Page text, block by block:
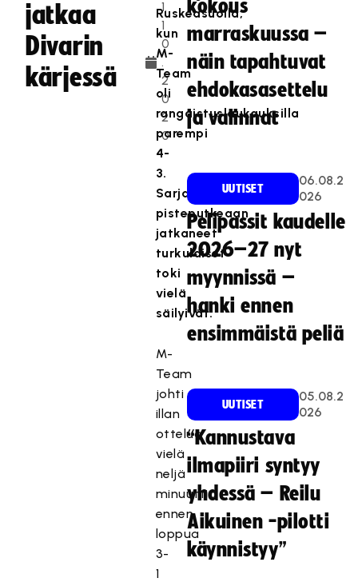
jatkaa
Divarin
kärjessä
1.
1
0
.
2
0
2
0
Ruskeasuolla,
kun
M-
Team
oli
rangaistuslaukauksilla
parempi
4-
3.
Sarjakärjessä
pisteputkeaan
jatkaneet
turkulaiset
toki
vielä
säilyivät.
M-
Team
johti
illan
ottelua
vielä
neljä
minuuttia
ennen
loppua
3-
1
kokous
marraskuussa –
näin tapahtuvat
ehdokasasettelu
ja valinnat
UUTISET
06.08.2
026
Pelipassit kaudelle
2026–27 nyt
myynnissä –
hanki ennen
ensimmäistä peliä
UUTISET
05.08.2
026
“Kannustava
ilmapiiri syntyy
yhdessä – Reilu
Aikuinen -pilotti
käynnistyy”